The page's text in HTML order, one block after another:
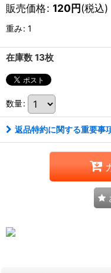
販売価格: 120円(税込)
重み: 1
在庫数 13枚
数量:
返品特約に関する重要事